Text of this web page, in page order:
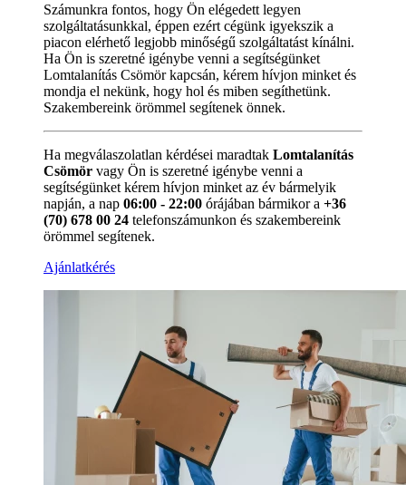
Számunkra fontos, hogy Ön elégedett legyen
szolgáltatásunkkal, éppen ezért cégünk igyekszik a
piacon elérhető legjobb minőségű szolgáltatást kínálni.
Ha Ön is szeretné igénybe venni a segítségünket
Lomtalanítás Csömör kapcsán, kérem hívjon minket és
mondja el nekünk, hogy hol és miben segíthetünk.
Szakembereink örömmel segítenek önnek.
Ha megválaszolatlan kérdései maradtak Lomtalanítás
Csömör vagy Ön is szeretné igénybe venni a
segítségünket kérem hívjon minket az év bármelyik
napján, a nap 06:00 - 22:00 órájában bármikor a +36
(70) 678 00 24 telefonszámunkon és szakembereink
örömmel segítenek.
Ajánlatkérés